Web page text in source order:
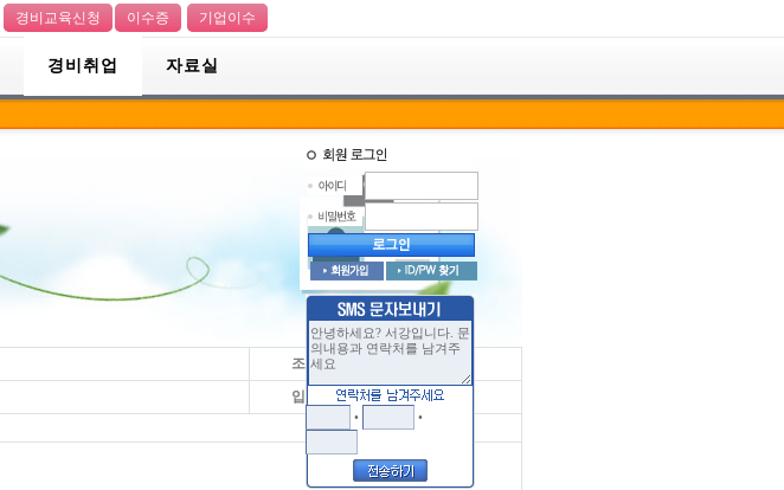
경비교육신청 이수증 기업이수
경비취업 자료실
조회수
입력일
2018-06-19
• •